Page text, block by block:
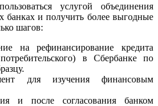
услугой объединения
банках и получить более выгодные
шагов:
на рефинансирование кредита
в Сбербанке по
для изучения финансовым
и после согласования банком